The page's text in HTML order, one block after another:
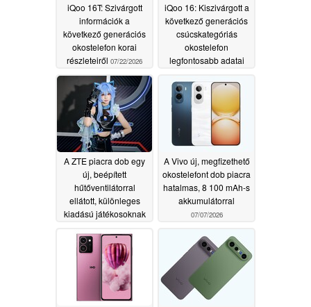
iQoo 16T: Szivárgott
információk a
következő generációs
okostelefon korai
részleteiről 07/22/2026
iQoo 16: Kiszivárgott a
következő generációs
csúcskategóriás
okostelefon
legfontosabb adatai
A ZTE piacra dob egy
új, beépített
hűtőventilátorral
ellátott, különleges
kiadású játékosoknak
07/13/2026
A Vivo új, megfizethető
okostelefont dob piacra
hatalmas, 8 100 mAh-s
akkumulátorral
07/07/2026